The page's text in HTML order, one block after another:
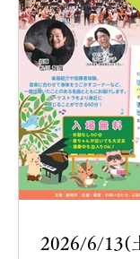
2026/6/13(